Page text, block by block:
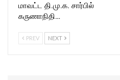
மாவட்ட தி.மு.க. சார்பில்
கருணாநிதி…
PREV NEXT